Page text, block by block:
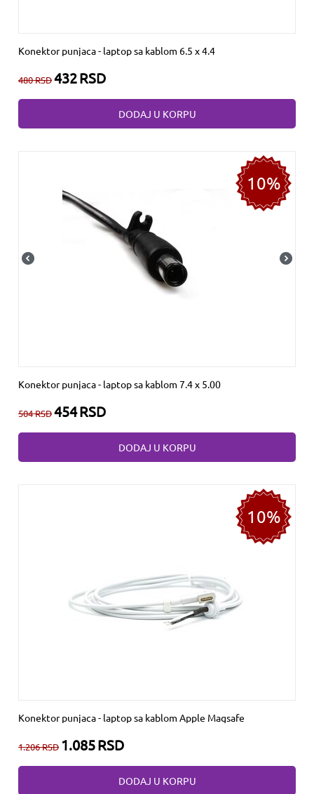
Konektor punjaca - laptop sa kablom 6.5 x 4.4
480RSD432RSD
DODAJ U KORPU
10%
Konektor punjaca - laptop sa kablom 7.4 x 5.00
504RSD454RSD
DODAJ U KORPU
10%
Konektor punjaca - laptop sa kablom Apple Magsafe
1.206RSD 1.085RSD
DODAJ U KORPU